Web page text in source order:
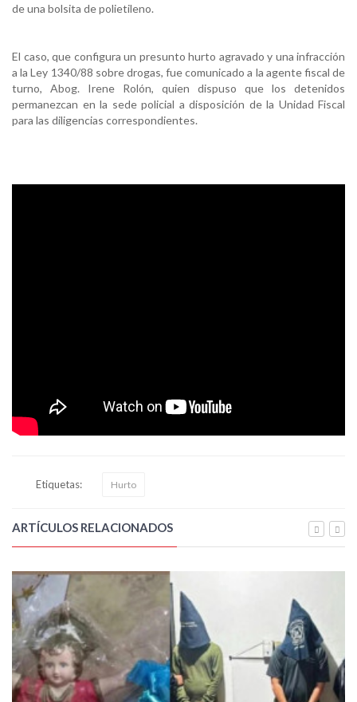
de una bolsita de polietileno.
El caso, que configura un presunto hurto agravado y una infracción
a la Ley 1340/88 sobre drogas, fue comunicado a la agente fiscal de
turno, Abog. Irene Rolón, quien dispuso que los detenidos
permanezcan en la sede policial a disposición de la Unidad Fiscal
para las diligencias correspondientes.
Etiquetas: Hurto
ARTÍCULOS RELACIONADOS